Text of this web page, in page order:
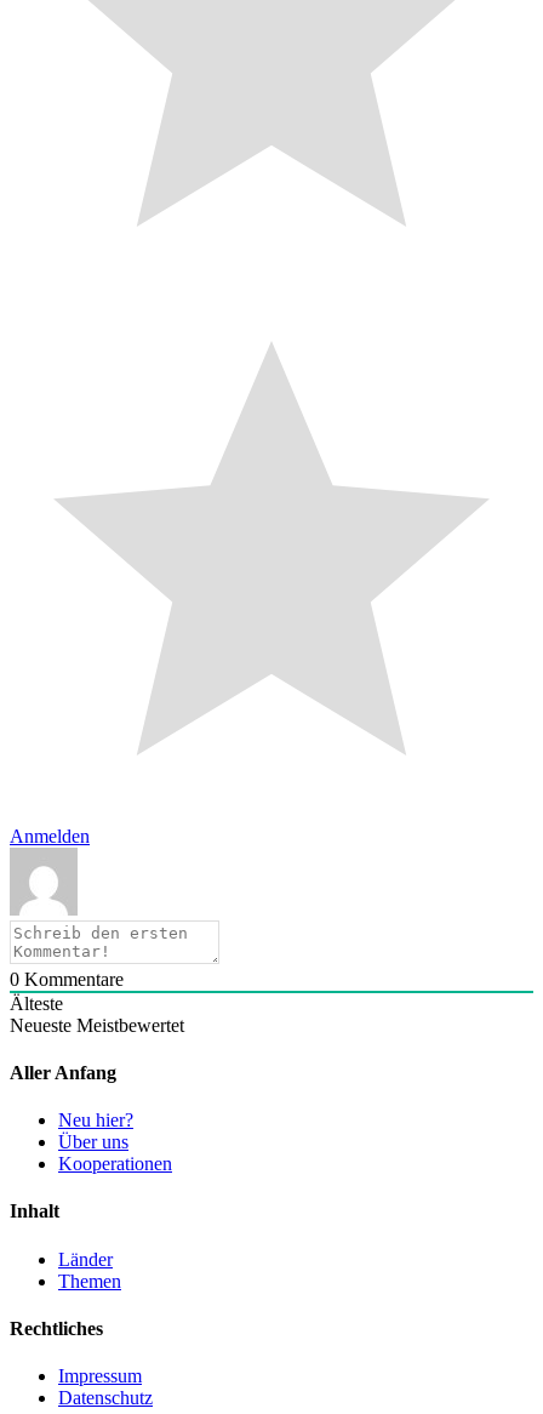
Anmelden
0 Kommentare
Älteste
Neueste Meistbewertet
Aller Anfang
Neu hier?
Über uns
Kooperationen
Inhalt
Länder
Themen
Rechtliches
Impressum
Datenschutz